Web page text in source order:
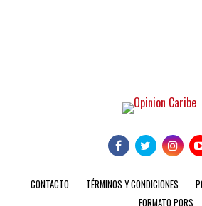
CONTACTO TÉRMINOS Y CONDICIONES
FORMATO PQRS